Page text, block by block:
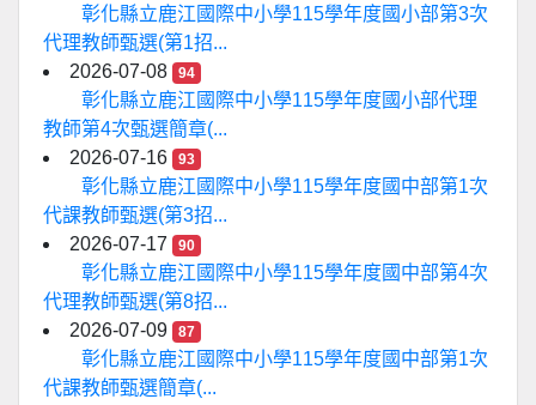
彰化縣立鹿江國際中小學115學年度國小部第3次
代理教師甄選(第1招...
2026-07-08
94
彰化縣立鹿江國際中小學115學年度國小部代理
教師第4次甄選簡章(...
2026-07-16
93
彰化縣立鹿江國際中小學115學年度國中部第1次
代課教師甄選(第3招...
2026-07-17
90
彰化縣立鹿江國際中小學115學年度國中部第4次
代理教師甄選(第8招...
2026-07-09
87
彰化縣立鹿江國際中小學115學年度國中部第1次
代課教師甄選簡章(...